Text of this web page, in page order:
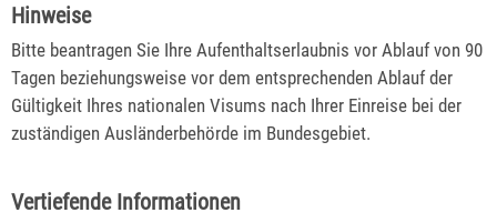
Hinweise
Bitte beantragen Sie Ihre Aufenthaltserlaubnis vor Ablauf von 90
Tagen beziehungsweise vor dem entsprechenden Ablauf der
Gültigkeit Ihres nationalen Visums nach Ihrer Einreise bei der
zuständigen Ausländerbehörde im Bundesgebiet.
Vertiefende Informationen